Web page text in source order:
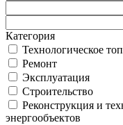
Категория
Технологическое
Ремонт
Эксплуатация
Строительство
Реконструкция и
энергообъектов